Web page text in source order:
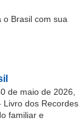
o Brasil com sua
de maio de 2026,
Livro dos Recordes
familiar e